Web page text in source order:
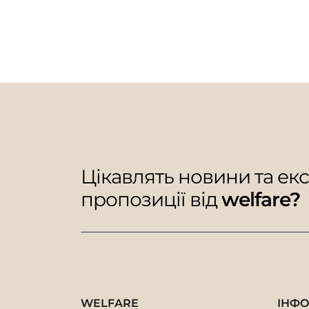
Цікавлять новини та
пропозиції відwelfare?
WELFARE